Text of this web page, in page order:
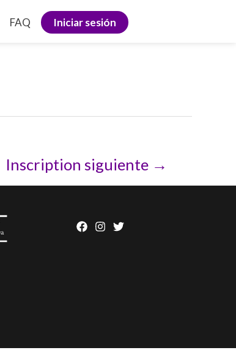
FAQ Iniciar sesión
Inscription siguiente →